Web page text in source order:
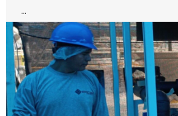
...